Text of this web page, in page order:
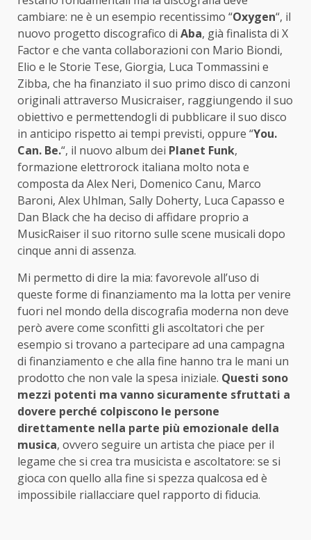
cambiare: ne è un esempio recentissimo “Oxygen“, il
nuovo progetto discografico di Aba, già finalista di X
Factor e che vanta collaborazioni con Mario Biondi,
Elio e le Storie Tese, Giorgia, Luca Tommassini e
Zibba, che ha finanziato il suo primo disco di canzoni
originali attraverso Musicraiser, raggiungendo il suo
obiettivo e permettendogli di pubblicare il suo disco
in anticipo rispetto ai tempi previsti, oppure “You.
Can. Be.“, il nuovo album dei Planet Funk,
formazione elettrorock italiana molto nota e
composta da Alex Neri, Domenico Canu, Marco
Baroni, Alex Uhlman, Sally Doherty, Luca Capasso e
Dan Black che ha deciso di affidare proprio a
MusicRaiser il suo ritorno sulle scene musicali dopo
cinque anni di assenza.
Mi permetto di dire la mia: favorevole all’uso di
queste forme di finanziamento ma la lotta per venire
fuori nel mondo della discografia moderna non deve
però avere come sconfitti gli ascoltatori che per
esempio si trovano a partecipare ad una campagna
di finanziamento e che alla fine hanno tra le mani un
prodotto che non vale la spesa iniziale. Questi sono
mezzi potenti ma vanno sicuramente sfruttati a
dovere perché colpiscono le persone
direttamente nella parte più emozionale della
musica, ovvero seguire un artista che piace per il
legame che si crea tra musicista e ascoltatore: se si
gioca con quello alla fine si spezza qualcosa ed è
impossibile riallacciare quel rapporto di fiducia.